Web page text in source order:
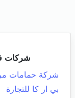
شركات
شركة حمامات
بي ار كا للتجارة